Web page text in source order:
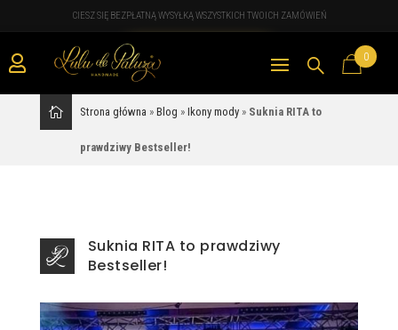
CIESZ SIĘ BEZPŁATNĄ WYSYŁKĄ WSZYSTKICH TWOICH ZAMÓWIEŃ
 0
Strona główna » Blog » Ikony mody» Suknia RITA to
prawdziwy Bestseller!
Suknia RITA to prawdziwy
Bestseller!